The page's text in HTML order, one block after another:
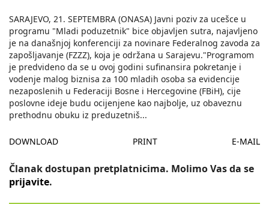
SARAJEVO, 21. SEPTEMBRA (ONASA) Javni poziv za ucešce u
programu "Mladi poduzetnik" bice objavljen sutra, najavljeno
je na današnjoj konferenciji za novinare Federalnog zavoda za
zapošljavanje (FZZZ), koja je održana u Sarajevu."Programom
je predvideno da se u ovoj godini sufinansira pokretanje i
vodenje malog biznisa za 100 mladih osoba sa evidencije
nezaposlenih u Federaciji Bosne i Hercegovine (FBiH), cije
poslovne ideje budu ocijenjene kao najbolje, uz obaveznu
prethodnu obuku iz preduzetniš...
DOWNLOAD PRINT E-MAIL
Članak dostupan pretplatnicima. Molimo Vas da se
prijavite.